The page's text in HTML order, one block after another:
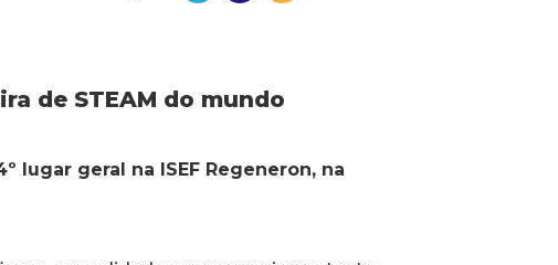
de STEAM do mundo
lugar geral na ISEF Regeneron, na